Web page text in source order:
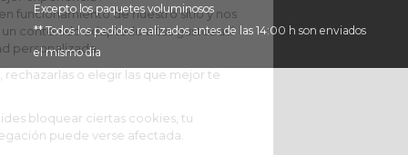
Excepto los paquetes voluminosos
** Todos los pedidos realizados antes de las 14:00 h son enviados
el mismo día